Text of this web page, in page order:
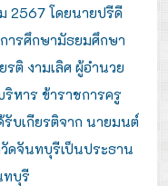
2567 โดยนายปรีดี
ารศึกษามัธยมศึกษา
ติ งามเลิศ ผู้อำนวย
หาร ข้าราชการครู
รับเกียรติจาก นายมนต์
ดจันทบุรีเป็นประธาน
ทบุรี